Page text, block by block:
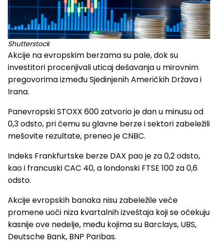
Shutterstock
Akcije na evropskim berzama su pale, dok su
investitori procenjivali uticaj dešavanja u mirovnim
pregovorima između Sjedinjenih Američkih Država i
Irana.
Panevropski STOXX 600 zatvorio je dan u minusu od
0,3 odsto, pri čemu su glavne berze i sektori zabeležili
mešovite rezultate, preneo je CNBC.
Indeks Frankfurtske berze DAX pao je za 0,2 odsto,
kao i francuski CAC 40, a londonski FTSE 100 za 0,6
odsto.
Akcije evropskih banaka nisu zabeležile veće
promene uoči niza kvartalnih izveštaja koji se očekuju
kasnije ove nedelje, među kojima su Barclays, UBS,
Deutsche Bank, BNP Paribas.